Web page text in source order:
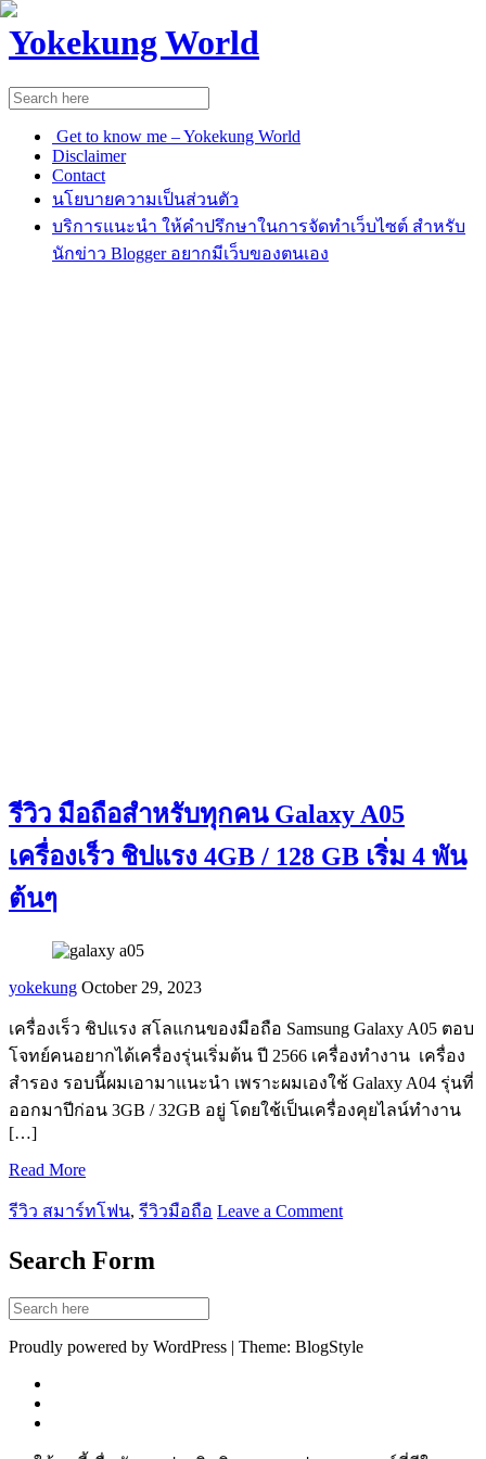
Yokekung World
Get to know me – Yokekung World
Disclaimer
Contact
นโยบายความเป็นส่วนตัว
บริการแนะนำ ให้คำปรึกษาในการจัดทำเว็บไซต์ สำหรับ
นักข่าว Blogger อยากมีเว็บของตนเอง
รีวิว มือถือสำหรับทุกคน Galaxy A05
เครื่องเร็ว ชิปแรง 4GB / 128 GB เริ่ม 4 พัน
ต้นๆ
yokekung October 29, 2023
เครื่องเร็ว ชิปแรง สโลแกนของมือถือ Samsung Galaxy A05 ตอบ
โจทย์คนอยากได้เครื่องรุ่นเริ่มต้น ปี 2566 เครื่องทำงาน เครื่อง
สำรอง รอบนี้ผมเอามาแนะนำ เพราะผมเองใช้ Galaxy A04 รุ่นที่
ออกมาปีก่อน 3GB / 32GB อยู่ โดยใช้เป็นเครื่องคุยไลน์ทำงาน
[…]
Read More
รีวิว สมาร์ทโฟน, รีวิวมือถือ Leave a Comment
Search Form
Proudly powered by WordPress | Theme: BlogStyle